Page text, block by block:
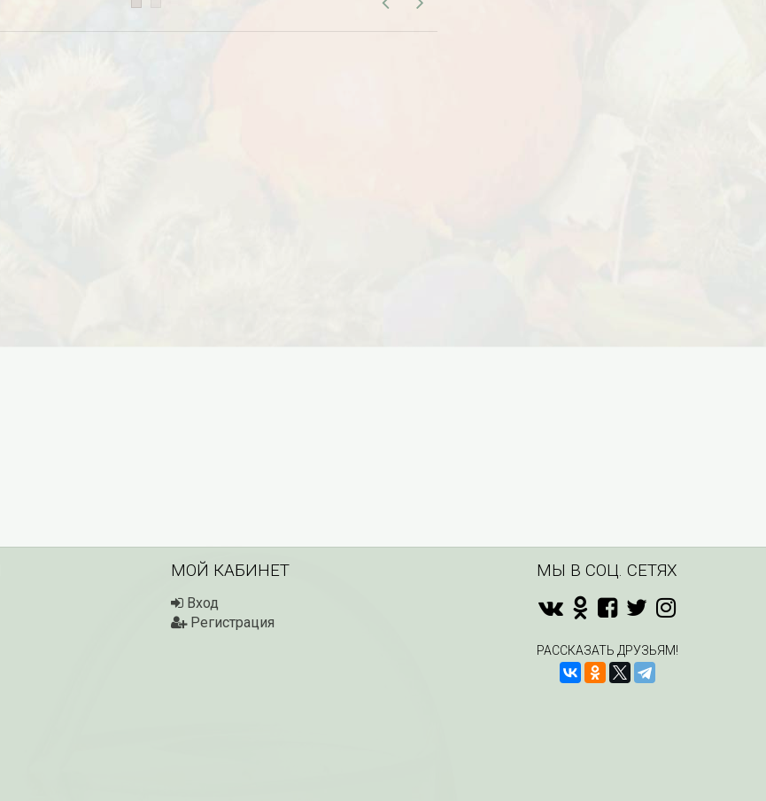
Дата: Дата:
МОЙ КАБИНЕТ
Вход
Регистрация
МЫ В СОЦ. СЕТЯХ
РАССКАЗАТЬ ДРУЗЬЯМ!